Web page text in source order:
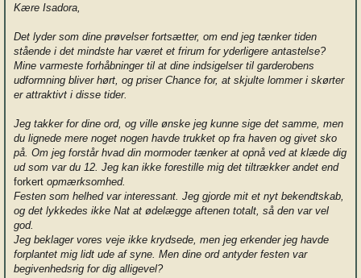
Kære Isadora,
Det lyder som dine prøvelser fortsætter, om end jeg tænker tiden
stående i det mindste har været et frirum for yderligere antastelse?
Mine varmeste forhåbninger til at dine indsigelser til garderobens
udformning bliver hørt, og priser Chance for, at skjulte lommer i skørter
er attraktivt i disse tider.
Jeg takker for dine ord, og ville ønske jeg kunne sige det samme, men
du lignede mere noget nogen havde trukket op fra haven og givet sko
på. Om jeg forstår hvad din mormoder tænker at opnå ved at klæde dig
ud som var du 12. Jeg kan ikke forestille mig det tiltrækker andet end
forkert opmærksomhed.
Festen som helhed var interessant. Jeg gjorde mit et nyt bekendtskab,
og det lykkedes ikke Nat at ødelægge aftenen totalt, så den var vel
god.
Jeg beklager vores veje ikke krydsede, men jeg erkender jeg havde
forplantet mig lidt ude af syne. Men dine ord antyder festen var
begivenhedsrig for dig alligevel?